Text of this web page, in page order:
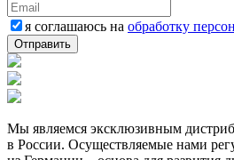
я соглашаюсь на обработку
Мы являемся эксклюзивным
в России. Осуществляемые нами